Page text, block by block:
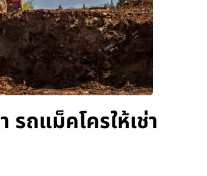
ถแม็คโครให้เช่า